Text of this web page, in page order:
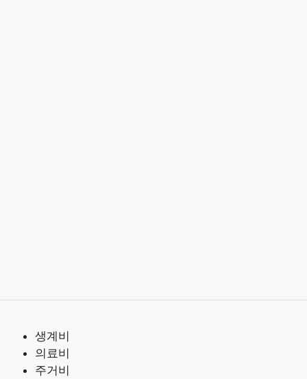
생계비
의료비
주거비